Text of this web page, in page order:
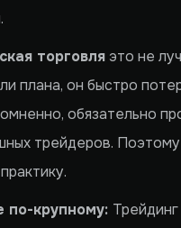
торговля это не
плана, он быстро
обязательно
трейдеров.
по-крупному: